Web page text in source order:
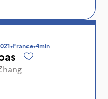
•France•4min